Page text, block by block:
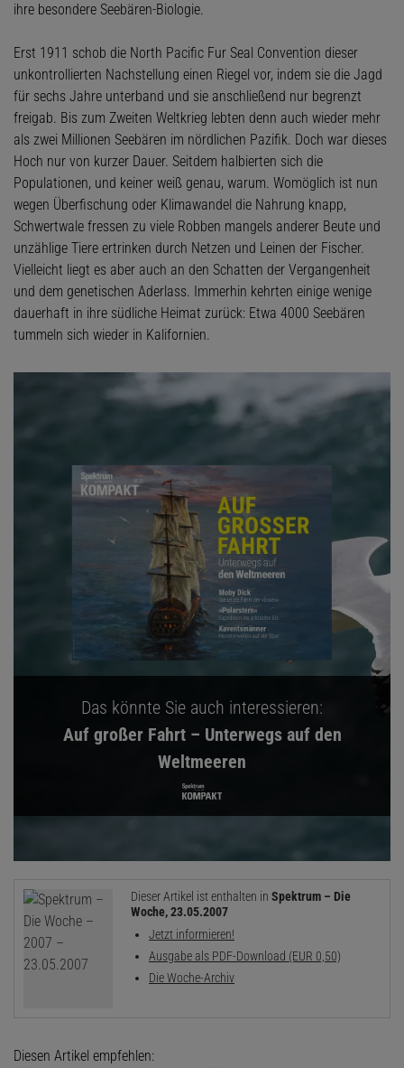
ihre besondere Seebären-Biologie.
Erst 1911 schob die North Pacific Fur Seal Convention dieser
unkontrollierten Nachstellung einen Riegel vor, indem sie die Jagd
für sechs Jahre unterband und sie anschließend nur begrenzt
freigab. Bis zum Zweiten Weltkrieg lebten denn auch wieder mehr
als zwei Millionen Seebären im nördlichen Pazifik. Doch war dieses
Hoch nur von kurzer Dauer. Seitdem halbierten sich die
Populationen, und keiner weiß genau, warum. Womöglich ist nun
wegen Überfischung oder Klimawandel die Nahrung knapp,
Schwertwale fressen zu viele Robben mangels anderer Beute und
unzählige Tiere ertrinken durch Netzen und Leinen der Fischer.
Vielleicht liegt es aber auch an den Schatten der Vergangenheit
und dem genetischen Aderlass. Immerhin kehrten einige wenige
dauerhaft in ihre südliche Heimat zurück: Etwa 4000 Seebären
tummeln sich wieder in Kalifornien.
Das könnte Sie auch interessieren:
Auf großer Fahrt – Unterwegs auf den
Weltmeeren
Dieser Artikel ist enthalten in Spektrum – Die
Woche, 23.05.2007
Jetzt informieren!
Ausgabe als PDF-Download (EUR 0,50)
Die Woche-Archiv
Diesen Artikel empfehlen: